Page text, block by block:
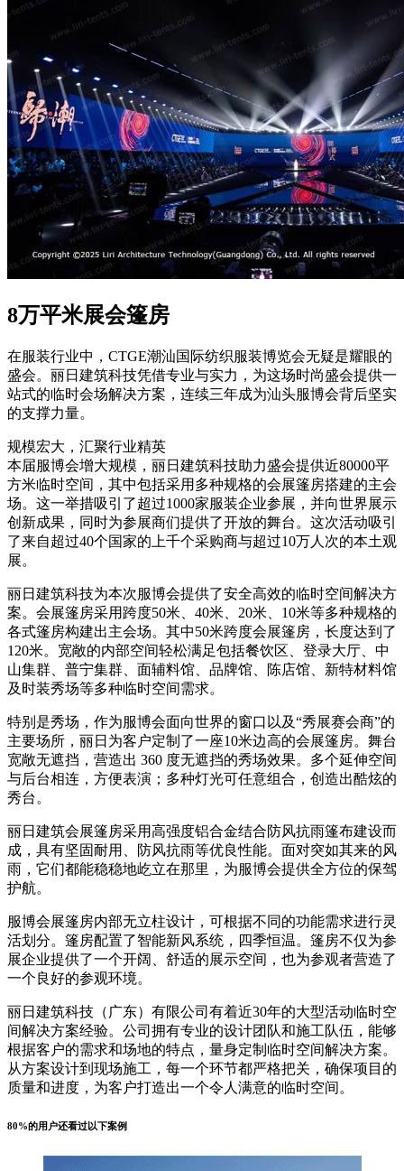
8万平米展会篷房
在服装行业中，CTGE潮汕国际纺织服装博览会无疑是耀眼的
盛会。丽日建筑科技凭借专业与实力，为这场时尚盛会提供一
站式的临时会场解决方案，连续三年成为汕头服博会背后坚实
的支撑力量。
规模宏大，汇聚行业精英
本届服博会增大规模，丽日建筑科技助力盛会提供近80000平
方米临时空间，其中包括采用多种规格的会展篷房搭建的主会
场。这一举措吸引了超过1000家服装企业参展，并向世界展示
创新成果，同时为参展商们提供了开放的舞台。这次活动吸引
了来自超过40个国家的上千个采购商与超过10万人次的本土观
展。
丽日建筑科技为本次服博会提供了安全高效的临时空间解决方
案。会展篷房采用跨度50米、40米、20米、10米等多种规格的
各式篷房构建出主会场。其中50米跨度会展篷房，长度达到了
120米。宽敞的内部空间轻松满足包括餐饮区、登录大厅、中
山集群、普宁集群、面辅料馆、品牌馆、陈店馆、新特材料馆
及时装秀场等多种临时空间需求。
特别是秀场，作为服博会面向世界的窗口以及“秀展赛会商”的
主要场所，丽日为客户定制了一座10米边高的会展篷房。舞台
宽敞无遮挡，营造出 360 度无遮挡的秀场效果。多个延伸空间
与后台相连，方便表演；多种灯光可任意组合，创造出酷炫的
秀台。
丽日建筑会展篷房采用高强度铝合金结合防风抗雨篷布建设而
成，具有坚固耐用、防风抗雨等优良性能。面对突如其来的风
雨，它们都能稳稳地屹立在那里，为服博会提供全方位的保驾
护航。
服博会展篷房内部无立柱设计，可根据不同的功能需求进行灵
活划分。篷房配置了智能新风系统，四季恒温。篷房不仅为参
展企业提供了一个开阔、舒适的展示空间，也为参观者营造了
一个良好的参观环境。
丽日建筑科技（广东）有限公司有着近30年的大型活动临时空
间解决方案经验。公司拥有专业的设计团队和施工队伍，能够
根据客户的需求和场地的特点，量身定制临时空间解决方案。
从方案设计到现场施工，每一个环节都严格把关，确保项目的
质量和进度，为客户打造出一个令人满意的临时空间。
80%的用户还看过以下案例